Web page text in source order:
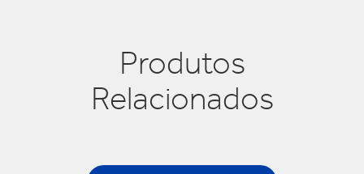
Produtos
Relacionados